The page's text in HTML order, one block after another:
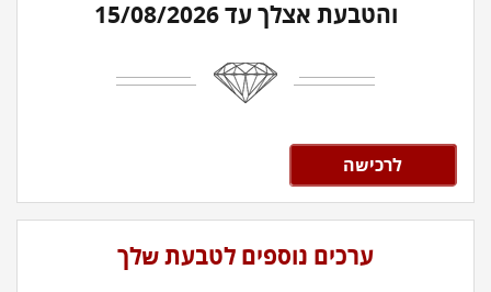
והטבעת אצלך עד 15/08/2026
לרכישה
ערכים נוספים לטבעת שלך